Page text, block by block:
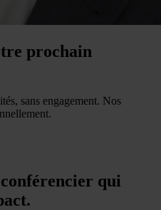
prochain
sans engagement. Nos
qui